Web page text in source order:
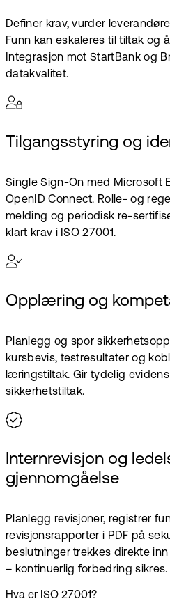
Definer krav, vurder
Funn kan eskaleres til tiltak og
Integrasjon mot StartBank og
datakvalitet.
Tilgangsstyring og
Single Sign-On med Microsoft
OpenID Connect. Rolle- og
melding og periodisk re-
klart krav i ISO 27001.
Opplæring og
Planlegg og spor
kursbevis, testresultater og
læringstiltak. Gir tydelig
sikkerhetstiltak.
Internrevisjon og
gjennomgåelse
Planlegg revisjoner, registrer
revisjons­rapporter i PDF på
beslutninger trekkes direkte
– kontinuerlig forbedring sikres.
Hva er ISO 27001?